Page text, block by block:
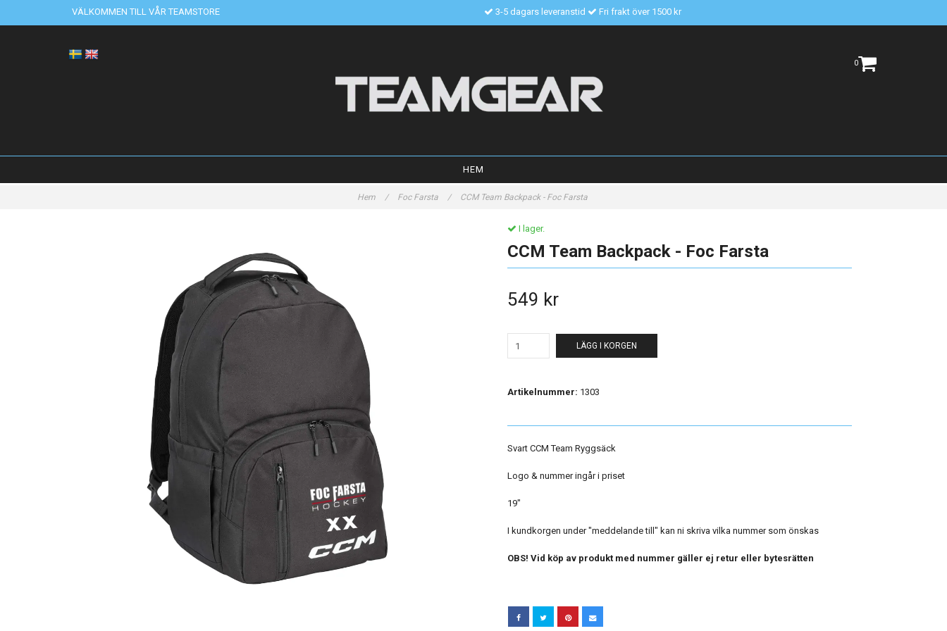
VÄLKOMMEN TILL VÅR TEAMSTORE 3-5 dagars leveranstid Fri frakt över 1500 kr
0
HEM
Hem / Foc Farsta / CCM Team Backpack - Foc Farsta
I lager.
CCM Team Backpack - Foc Farsta
549 kr
LÄGG I KORGEN
Artikelnummer: 1303
Svart CCM Team Ryggsäck
Logo & nummer ingår i priset
19"
I kundkorgen under "meddelande till" kan ni skriva vilka nummer som önskas
OBS! Vid köp av produkt med nummer gäller ej retur eller bytesrätten